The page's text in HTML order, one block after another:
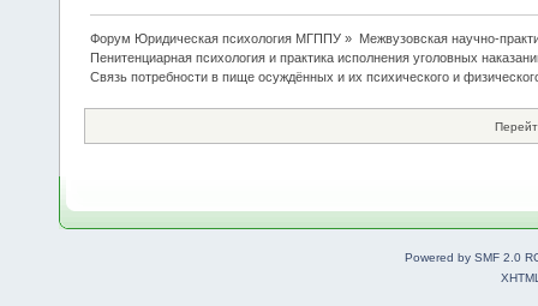
Форум Юридическая психология МГППУ » Межвузовская научно-
Пенитенциарная психология и практика исполнения уголовных
Связь потребности в пище осуждённых и их психического и
Powered by SMF 2.0